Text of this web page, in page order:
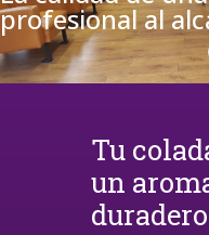
profesional al
Tu
un
duradero